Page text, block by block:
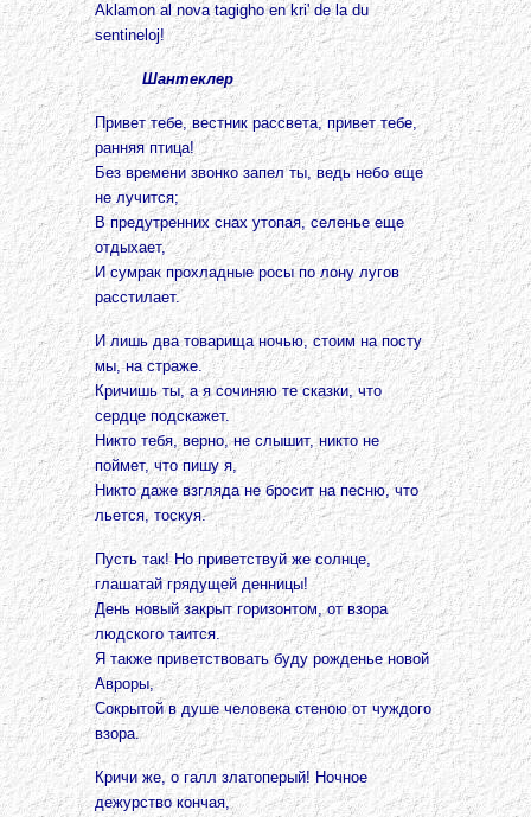
Aklamon al nova tagigho en kri' de la du
sentineloj!
Шантеклер
Привет тебе, вестник рассвета, привет тебе,
ранняя птица!
Без времени звонко запел ты, ведь небо еще
не лучится;
В предутренних снах утопая, селенье еще
отдыхает,
И сумрак прохладные росы по лону лугов
расстилает.
И лишь два товарища ночью, стоим на посту
мы, на страже.
Кричишь ты, а я сочиняю те сказки, что
сердце подскажет.
Никто тебя, верно, не слышит, никто не
поймет, что пишу я,
Никто даже взгляда не бросит на песню, что
льется, тоскуя.
Пусть так! Но приветствуй же солнце,
глашатай грядущей денницы!
День новый закрыт горизонтом, от взора
людского таится.
Я также приветствовать буду рожденье новой
Авроры,
Сокрытой в душе человека стеною от чуждого
взора.
Кричи же, о галл златоперый! Ночное
дежурство кончая,